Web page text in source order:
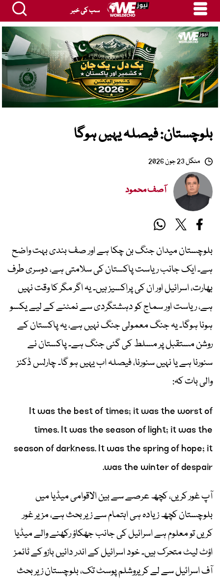
سب کی خبر
بلوچستان: فیصلہ یہیں ہوگا
منگل 23 جون 2026
آصف محمود
بلوچستان میدان جنگ بن چکا ہے اور صف بندی بہت واضح
ہے۔ ایک جانب ریاست پاکستان کی سلامتی ہے، دوسری طرف
بھارت، اسرائیل اور ان کی پراکسیز ہیں۔ یہ اگر مگر کا وقت نہیں
ہے، ریاست اور سماج کو دہشتگردی سے نمٹنے کے لیے یکسو
ہونا ہوگا۔ یہ جنگ معمولی جنگ نہیں ہے، یہ پاکستان کے
روشن مستقبل پر مسلط کی گئی جنگ ہے۔ پاکستان نے
سنورنا ہے یا نہیں سنورنا، فیصلہ اب یہیں ہو گا۔ چارلس ڈکنز
والی بات کہ:
It was the best of times; it was the worst of
times. It was the season of light; it was the
season of darkness. It was the spring of hope; it
was the winter of despair.
آپ غور کریں، کچھ عرصے سے بین الاقوامی میڈیا میں
بلوچستان کچھ زیادہ ہی اہتمام سے زیر بحث ہے، مزیر غور
کریں تو معلوم ہے اسرائیل کی جانب جھکاؤ رکھنے والے میڈیا
اؤٹ لیٹ متحرک ہیں۔ خود اسرائیل کے اندر دائیں بازو کے ٹائمز
آف اسرائیل سے لے کر یروشلم پوسٹ تک، بلوچستان زیر بحث